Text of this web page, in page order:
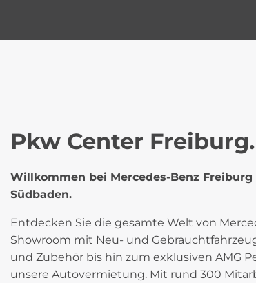
Pkw Center Freiburg.
Willkommen bei Mercedes-Benz
Südbaden.
Entdecken Sie die gesamte Welt von
Showroom mit Neu- und
und Zubehör bis hin zum exklusiven AMG
unsere Autovermietung. Mit rund 300